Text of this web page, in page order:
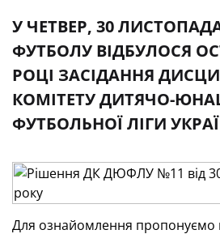
У ЧЕТВЕР, 30
ФУТБОЛУ ВІДБУЛОСЯ
РОЦІ ЗАСІДАННЯ
КОМІТЕТУ ДИТЯЧО-
ФУТБОЛЬНОЇ ЛІГИ
Для ознайомлення пропонуємо